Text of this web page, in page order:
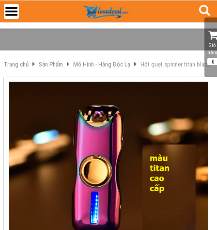
Trang chủ Sản Phẩm Mô Hình - Hàng Độc Lạ Hột quẹt spinner titan black
Giỏ
0